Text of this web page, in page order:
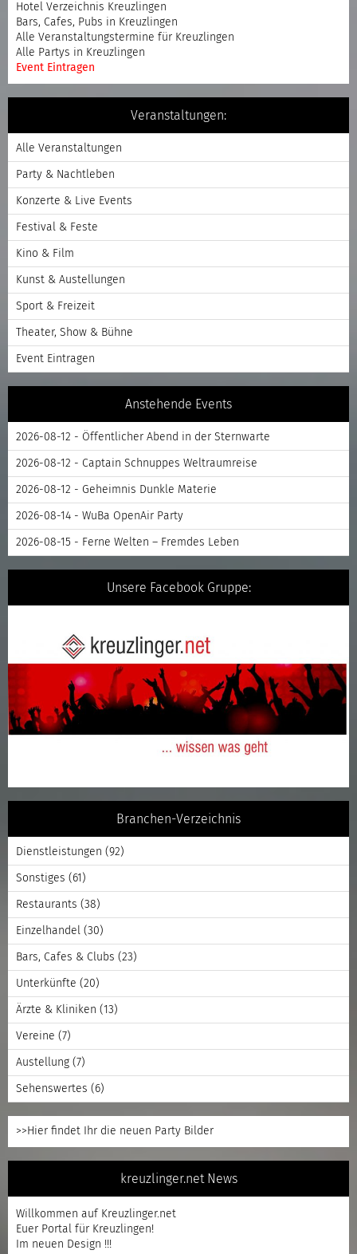
Hotel Verzeichnis Kreuzlingen
Bars, Cafes, Pubs in Kreuzlingen
Alle Veranstaltungstermine für Kreuzlingen
Alle Partys in Kreuzlingen
Event Eintragen
Veranstaltungen:
Alle Veranstaltungen
Party & Nachtleben
Konzerte & Live Events
Festival & Feste
Kino & Film
Kunst & Austellungen
Sport & Freizeit
Theater, Show & Bühne
Event Eintragen
Anstehende Events
2026-08-12 - Öffentlicher Abend in der Sternwarte
2026-08-12 - Captain Schnuppes Weltraumreise
2026-08-12 - Geheimnis Dunkle Materie
2026-08-14 - WuBa OpenAir Party
2026-08-15 - Ferne Welten – Fremdes Leben
Unsere Facebook Gruppe:
Branchen-Verzeichnis
Dienstleistungen (92)
Sonstiges (61)
Restaurants (38)
Einzelhandel (30)
Bars, Cafes & Clubs (23)
Unterkünfte (20)
Ärzte & Kliniken (13)
Vereine (7)
Austellung (7)
Sehenswertes (6)
>>Hier findet Ihr die neuen Party Bilder
kreuzlinger.net News
Willkommen auf Kreuzlinger.net
Euer Portal für Kreuzlingen!
Im neuen Design !!!